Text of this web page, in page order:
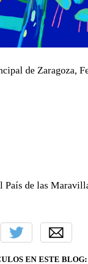
de Zaragoza,
de las
EN ESTE BLOG: